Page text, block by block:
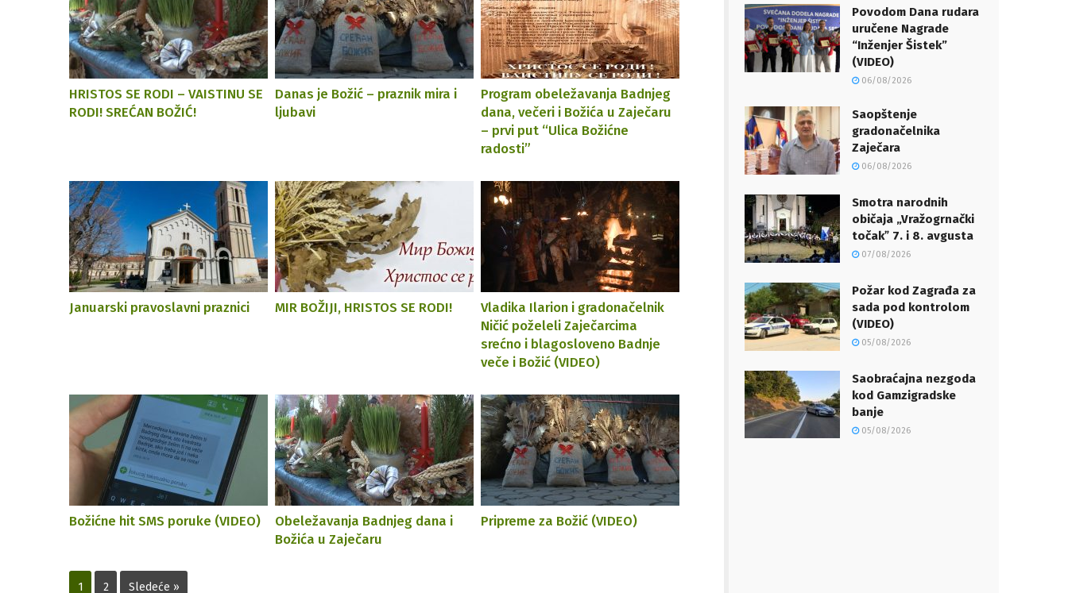
HRISTOS SE RODI – VAISTINU SE
RODI! SREĆAN BOŽIĆ!
Danas je Božić – praznik mira i
ljubavi
Program obеlеžavanja Badnjеg
dana, vеčеri i Božića u Zajеčaru
– prvi put “Ulica Božićnе
radosti”
Januarski pravoslavni praznici MIR BOŽIJI, HRISTOS SE RODI!
Vladika Ilarion i gradonačelnik
Ničić poželeli Zaječarcima
srećno i blagosloveno Badnje
veče i Božić (VIDEO)
Božićne hit SMS poruke (VIDEO)
Obeležavanja Badnjeg dana i
Božića u Zaječaru
Pripreme za Božić (VIDEO)
1 2 Sledeće »
Povodom Dana rudara
uručene Nagrade
“Inženjer Šistek”
(VIDEO)
06/08/2026
Saopštenje
gradonačelnika
Zaječara
06/08/2026
Smotra narodnih
običaja „Vražogrnački
točakˮ 7. i 8. avgusta
07/08/2026
Požar kod Zagrađa za
sada pod kontrolom
(VIDEO)
05/08/2026
Saobraćajna nezgoda
kod Gamzigradske
banje
05/08/2026